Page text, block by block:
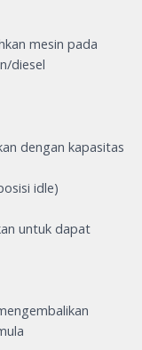
mesin pada
diesel
dengan kapasitas
idle)
untuk dapat